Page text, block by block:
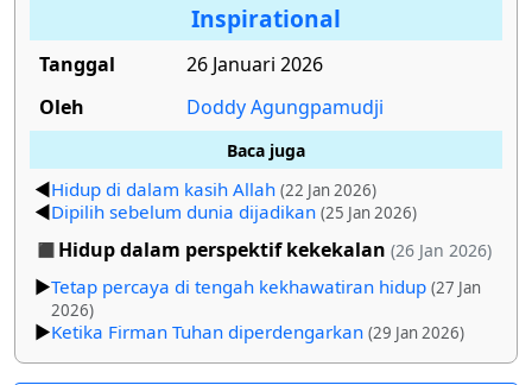
Inspirational
Tanggal
26 Januari 2026
Oleh
Doddy Agungpamudji
Baca juga
Hidup di dalam kasih Allah (22 Jan 2026)
Dipilih sebelum dunia dijadikan (25 Jan 2026)
Hidup dalam perspektif kekekalan (26 Jan 2026)
Tetap percaya di tengah kekhawatiran hidup (27 Jan
2026)
Ketika Firman Tuhan diperdengarkan (29 Jan 2026)